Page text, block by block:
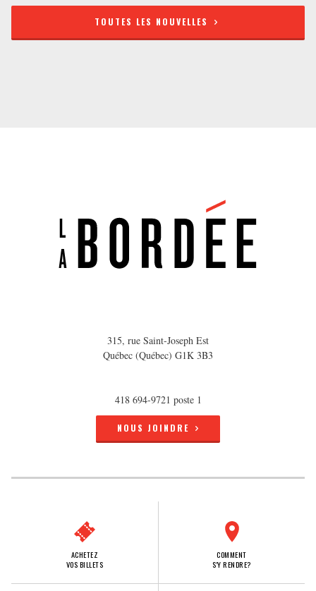
TOUTES LES NOUVELLES
315, rue Saint-Joseph Est
Québec (Québec) G1K 3B3
418 694-9721 poste 1
NOUS JOINDRE
ACHETEZ
VOS BILLETS
COMMENT
S'Y RENDRE?